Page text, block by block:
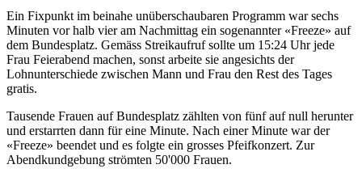
Ein Fixpunkt im beinahe unüberschaubaren Programm war sechs
Minuten vor halb vier am Nachmittag ein sogenannter «Freeze» auf
dem Bundesplatz. Gemäss Streikaufruf sollte um 15:24 Uhr jede
Frau Feierabend machen, sonst arbeite sie angesichts der
Lohnunterschiede zwischen Mann und Frau den Rest des Tages
gratis.
Tausende Frauen auf Bundesplatz zählten von fünf auf null herunter
und erstarrten dann für eine Minute. Nach einer Minute war der
«Freeze» beendet und es folgte ein grosses Pfeifkonzert. Zur
Abendkundgebung strömten 50'000 Frauen.